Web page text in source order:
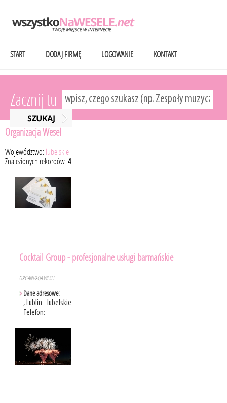
START DODAJ FIRMĘ LOGOWANIE KONTAKT
Zacznij tu
Organizacja Wesel
Województwo: lubelskie
Znalezionych rekordów:4
Cocktail Group - profesjonalne usługi barmańskie
ORGANIZACJA WESEL
Dane adresowe:
, Lublin - lubelskie
Telefon: